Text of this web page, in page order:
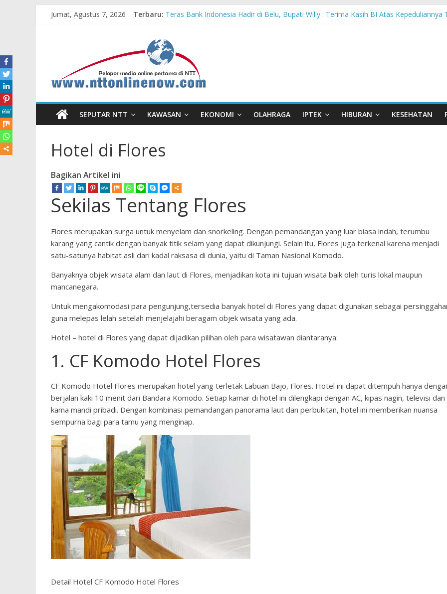
Jumat, Agustus 7, 2026 Terbaru: Teras Bank Indonesia Hadir di Belu, Bupati Willy : Terima Kasih BI Atas Kepeduliannya
Cahaya Kemerdekaan di Nonotbatan: Listrik Masuk Desa, PLN Edukasi Keselamatan
Honda AT Family Day Semarakkan 11 Kota di Jawa Timur
SEPUTAR NTT KAWASAN EKONOMI OLAHRAGA IPTEK HIBURAN KESEHATAN
Hotel di Flores
Bagikan Artikel ini
Sekilas Tentang Flores
Flores merupakan surga untuk menyelam dan snorkeling. Dengan pemandangan yang luar biasa indah, terumbu
karang yang cantik dengan banyak titik selam yang dapat dikunjungi. Selain itu, Flores juga terkenal karena menjadi
satu-satunya habitat asli dari kadal raksasa di dunia, yaitu di Taman Nasional Komodo.
Banyaknya objek wisata alam dan laut di Flores, menjadikan kota ini tujuan wisata baik oleh turis lokal maupun
mancanegara.
Untuk mengakomodasi para pengunjung,tersedia banyak hotel di Flores yang dapat digunakan sebagai
guna melepas lelah setelah menjelajahi beragam objek wisata yang ada.
Hotel – hotel di Flores yang dapat dijadikan pilihan oleh para wisatawan diantaranya:
1. CF Komodo Hotel Flores
CF Komodo Hotel Flores merupakan hotel yang terletak Labuan Bajo, Flores. Hotel ini dapat ditempuh hanya
berjalan kaki 10 menit dari Bandara Komodo. Setiap kamar di hotel ini dilengkapi dengan AC, kipas nagin, televisi dan
kama mandi pribadi. Dengan kombinasi pemandangan panorama laut dan perbukitan, hotel ini memberikan nuansa
sempurna bagi para tamu yang menginap.
Detail Hotel CF Komodo Hotel Flores